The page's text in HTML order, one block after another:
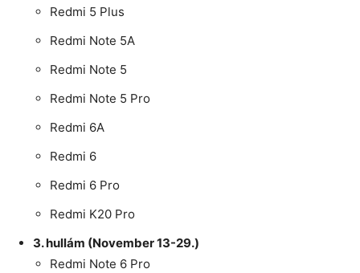
Redmi 5 Plus
Redmi Note 5A
Redmi Note 5
Redmi Note 5 Pro
Redmi 6A
Redmi 6
Redmi 6 Pro
Redmi K20 Pro
3. hullám (November 13-29.)
Redmi Note 6 Pro